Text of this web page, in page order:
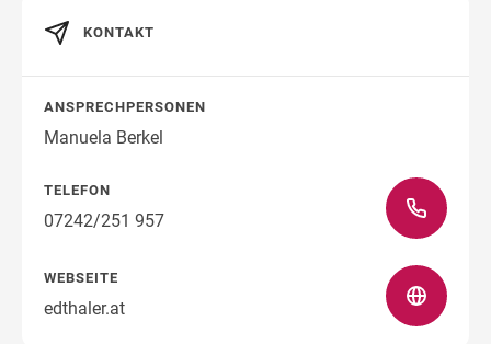
KONTAKT
ANSPRECHPERSONEN
Manuela Berkel
TELEFON
07242/251 957
WEBSEITE
edthaler.at